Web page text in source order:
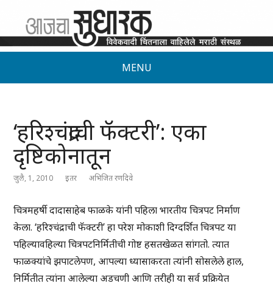
MENU
‘हरिश्चंद्राची फॅक्टरी’: एका
दृष्टिकोनातून
जुलै, 1, 2010 इतर अभिजित रणदिवे
चित्रमहर्षी दादासाहेब फाळके यांनी पहिला भारतीय चित्रपट निर्माण
केला. ‘हरिश्चंद्राची फॅक्टरी’ हा परेश मोकाशी दिग्दर्शित चित्रपट या
पहिल्यावहिल्या चित्रपटनिर्मितीची गोष्ट हसतखेळत सांगतो. त्यात
फाळक्यांचे झपाटलेपण, आपल्या ध्यासाकरता त्यांनी सोसलेले हाल,
निर्मितीत त्यांना आलेल्या अडचणी आणि तरीही या सर्व प्रक्रियेत